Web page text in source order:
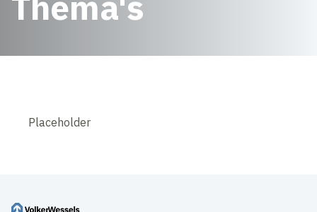
Placeholder